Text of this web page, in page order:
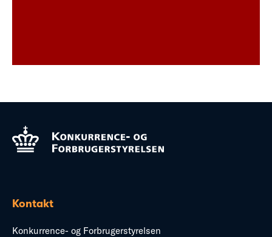
Kontakt
Konkurrence- og Forbrugerstyrelsen